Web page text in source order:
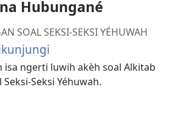
Hubungané
SOAL SEKSI-SEKSI YÉHUWAH
isa ngerti luwih akèh soal Alkitab
Seksi Yéhuwah.